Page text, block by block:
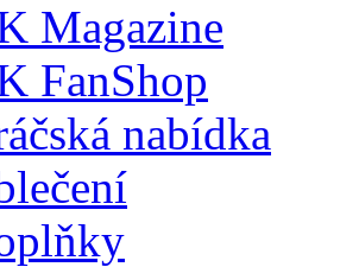
Magazine
FanShop
nabídka